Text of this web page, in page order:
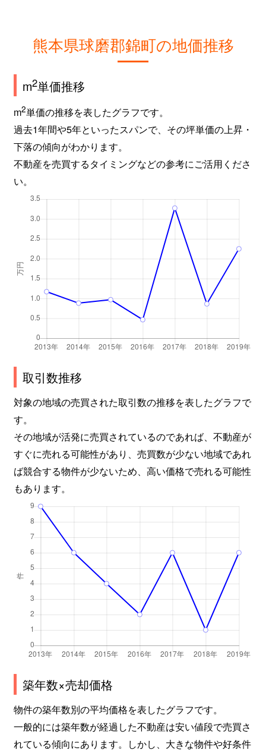
熊本県球磨郡錦町の地価推移
m2単価推移
m2単価の推移を表したグラフです。
過去1年間や5年といったスパンで、その坪単価の上昇・
下落の傾向がわかります。
不動産を売買するタイミングなどの参考にご活用くださ
い。
取引数推移
対象の地域の売買された取引数の推移を表したグラフで
す。
その地域が活発に売買されているのであれば、不動産が
すぐに売れる可能性があり、売買数が少ない地域であれ
ば競合する物件が少ないため、高い価格で売れる可能性
もあります。
築年数×売却価格
物件の築年数別の平均価格を表したグラフです。
一般的には築年数が経過した不動産は安い値段で売買さ
れている傾向にあります。しかし、大きな物件や好条件